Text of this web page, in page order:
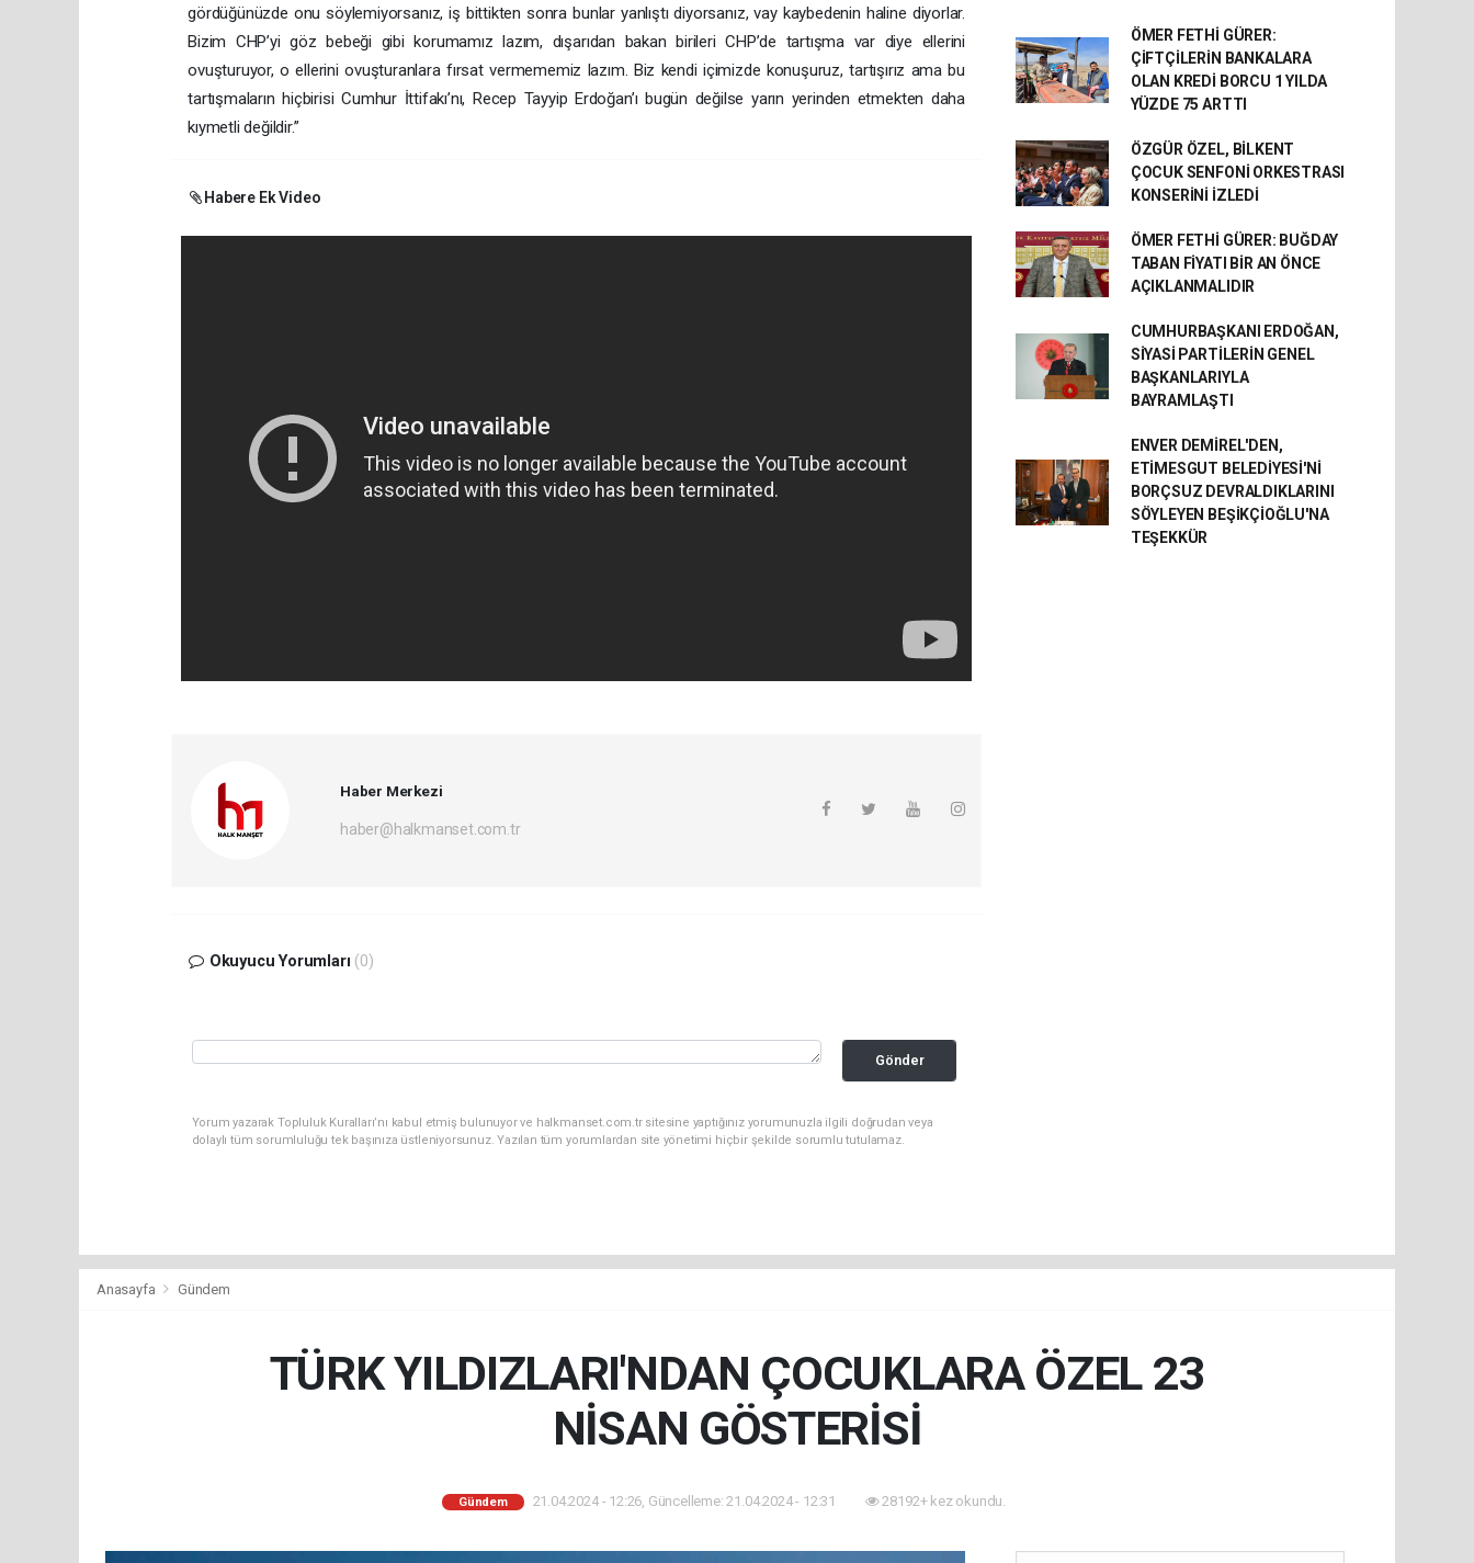
gördüğünüzde onu söylemiyorsanız, iş bittikten sonra bunlar yanlıştı diyorsanız, vay kaybedenin haline diyorlar.
Bizim CHP’yi göz bebeği gibi korumamız lazım, dışarıdan bakan birileri CHP’de tartışma var diye ellerini
ovuşturuyor, o ellerini ovuşturanlara fırsat vermememiz lazım. Biz kendi içimizde konuşuruz, tartışırız ama bu
tartışmaların hiçbirisi Cumhur İttifakı’nı, Recep Tayyip Erdoğan’ı bugün değilse yarın yerinden etmekten daha
kıymetli değildir.”
Habere Ek Video
Haber Merkezi
haber@halkmanset.com.tr
Okuyucu Yorumları (0)
Gönder
Yorum yazarak Topluluk Kuralları’nı kabul etmiş bulunuyor ve halkmanset.com.tr sitesine yaptığınız yorumunuzla ilgili doğrudan veya
dolaylı tüm sorumluluğu tek başınıza üstleniyorsunuz. Yazılan tüm yorumlardan site yönetimi hiçbir şekilde sorumlu tutulamaz.
ÖMER FETHİ GÜRER:
ÇİFTÇİLERİN BANKALARA
OLAN KREDİ BORCU 1 YILDA
YÜZDE 75 ARTTI
ÖZGÜR ÖZEL, BİLKENT
ÇOCUK SENFONİ ORKESTRASI
KONSERİNİ İZLEDİ
ÖMER FETHİ GÜRER: BUĞDAY
TABAN FİYATI BİR AN ÖNCE
AÇIKLANMALIDIR
CUMHURBAŞKANI ERDOĞAN,
SİYASİ PARTİLERİN GENEL
BAŞKANLARIYLA
BAYRAMLAŞTI
ENVER DEMİREL'DEN,
ETİMESGUT BELEDİYESİ'Nİ
BORÇSUZ DEVRALDIKLARINI
SÖYLEYEN BEŞİKÇİOĞLU'NA
TEŞEKKÜR
Anasayfa Gündem
TÜRK YILDIZLARI'NDAN ÇOCUKLARA ÖZEL 23
NİSAN GÖSTERİSİ
Gündem 21.04.2024 - 12:26, Güncelleme: 21.04.2024 - 12:31 28192+ kez okundu.